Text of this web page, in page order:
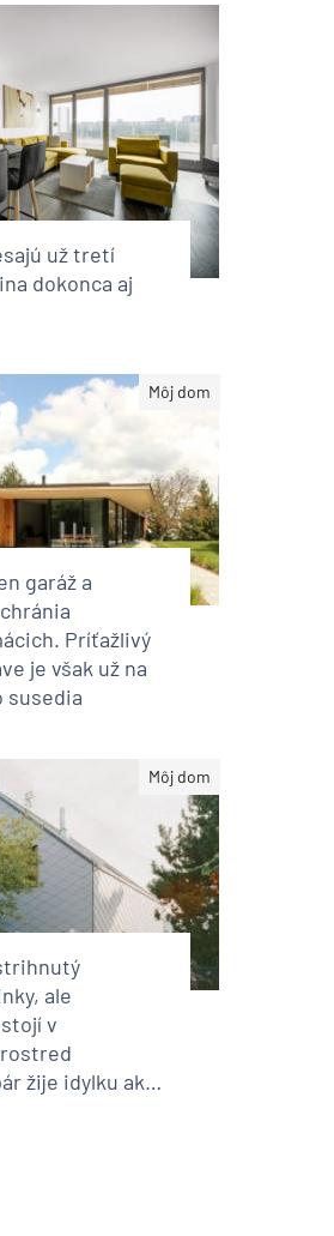
už tretí
dokonca aj
Môj dom
garáž a
Príťažlivý
je však už na
susedia
Môj dom
ale
v
žije idylku ako